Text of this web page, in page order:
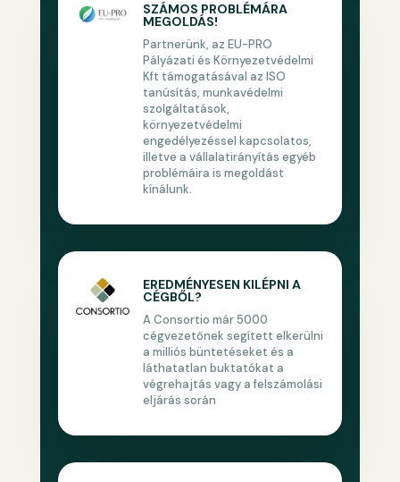
SZÁMOS PROBLÉMÁRA
MEGOLDÁS!
Partnerünk, az EU-PRO
Pályázati és Környezetvédelmi
Kft támogatásával az ISO
tanúsítás, munkavédelmi
szolgáltatások,
környezetvédelmi
engedélyezéssel kapcsolatos,
illetve a vállalatirányítás egyéb
problémáira is megoldást
kínálunk.
EREDMÉNYESEN KILÉPNI A
CÉGBŐL?
A Consortio már 5000
cégvezetőnek segített elkerülni
a milliós büntetéseket és a
láthatatlan buktatókat a
végrehajtás vagy a felszámolási
eljárás során